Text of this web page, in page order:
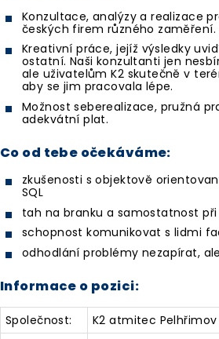
Konzultace, analýzy a realizace
českých firem různého zaměření.
Kreativní práce, jejíž výsledky
ostatní. Naši konzultanti jen
ale uživatelům K2 skutečně v
aby se jim pracovala lépe.
Možnost seberealizace, pružná
adekvátní plat.
Co od tebe očekáváme:
zkušenosti s objektově
SQL
tah na branku a samostatnost
schopnost komunikovat s lidmi
odhodlání problémy nezapírat,
Informace o pozici:
Společnost:
K2 atmitec Pelhřimov